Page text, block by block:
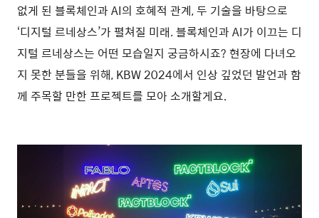
없게 된 블록체인과 AI의 호혜적 관계, 두 기술을 바탕으로
‘디지털 르네상스’가 펼쳐질 미래. 블록체인과 AI가 이끄는 디
지털 르네상스는 어떤 모습일지 궁금하시죠? 현장에 다녀오
지 못한 분들을 위해, KBW 2024에서 인상 깊었던 발언과 함
께 주목할 만한 프로젝트를 모아 소개할게요.